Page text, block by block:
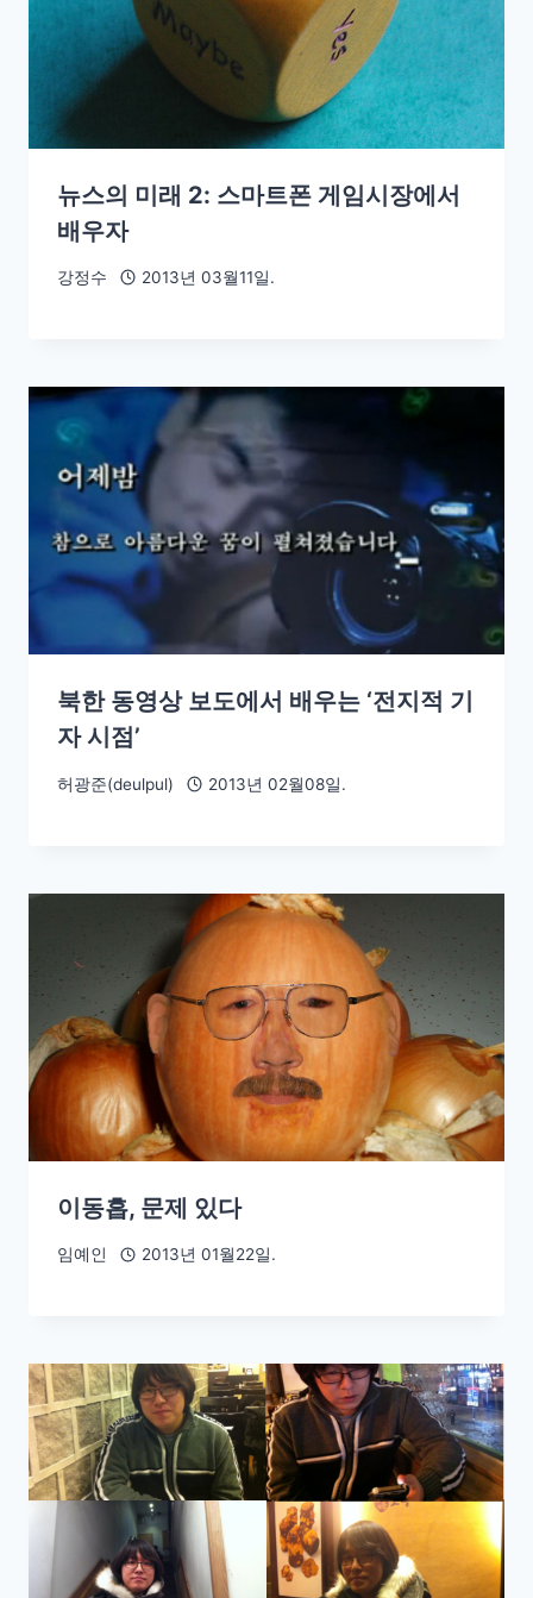
뉴스의 미래 2: 스마트폰 게임시장에서
배우자
강정수 2013년 03월11일.
북한 동영상 보도에서 배우는 ‘전지적 기
자 시점’
허광준(deulpul) 2013년 02월08일.
이동흡, 문제 있다
임예인 2013년 01월22일.